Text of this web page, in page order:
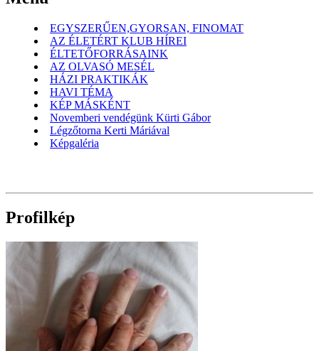
EGYSZERŰEN,GYORSAN, FINOMAT
AZ ÉLETÉRT KLUB HÍREI
ÉLTETŐFORRÁSAINK
AZ OLVASÓ MESÉL
HÁZI PRAKTIKÁK
HAVI TÉMA
KÉP MÁSKÉNT
Novemberi vendégünk Kürti Gábor
Légzőtorna Kerti Máriával
Képgaléria
Profilkép